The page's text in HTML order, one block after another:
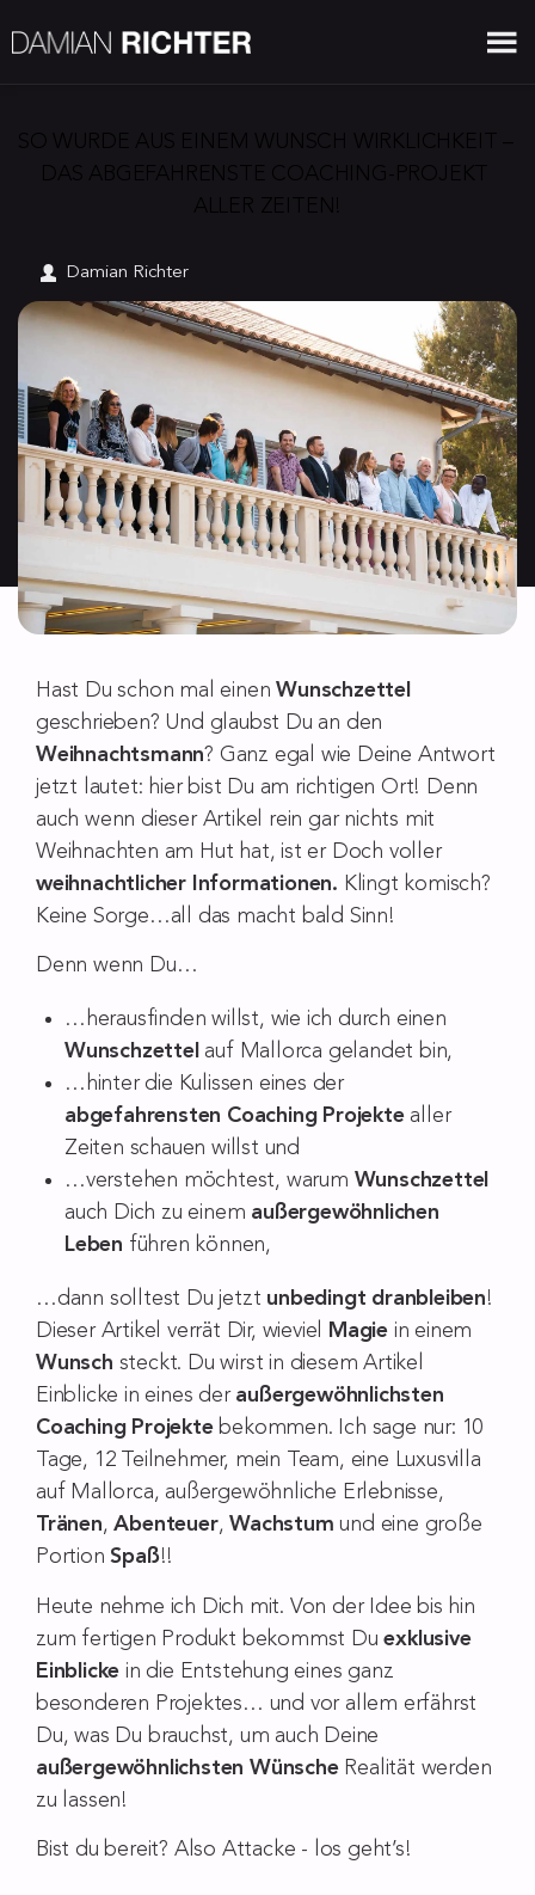
Damian Richter
Hast Du schon mal einenWunschzettel
geschrieben? Und glaubst Du an den
Weihnachtsmann? Ganz egal wie Deine Antwort
jetzt lautet: hier bist Du am richtigen Ort! Denn
auch wenn dieser Artikel rein gar nichts mit
Weihnachten am Hut hat, ist er Doch voller
weihnachtlicher Informationen. Klingt komisch?
Keine Sorge…all das macht bald Sinn!
Denn wenn Du…
…herausfinden willst, wie ich durch einen
Wunschzettel auf Mallorca gelandet bin,
…hinter die Kulissen eines der
abgefahrensten Coaching Projektealler
Zeiten schauen willst und
…verstehen möchtest, warum Wunschzettel
auch Dich zu einem außergewöhnlichen
Leben führen können,
…dann solltest Du jetzt unbedingt dranbleiben!
Dieser Artikel verrät Dir, wieviel
Magie in einem
Wunsch steckt. Du wirst in diesem Artikel
Einblicke in eines der außergewöhnlichsten
Coaching Projektebekommen. Ich sage nur: 10
Tage, 12 Teilnehmer, mein Team, eine Luxusvilla
auf Mallorca, außergewöhnliche Erlebnisse,
Tränen,Abenteuer,Wachstum und eine große
PortionSpaß!!
Heute nehme ich Dich mit. Von der Idee bis hin
zum fertigen Produkt bekommst Duexklusive
Einblicke in die Entstehung eines ganz
besonderen Projektes… und vor allem erfährst
Du, was Du brauchst, um auch Deine
außergewöhnlichsten WünscheRealität werden
zu lassen!
Bist du bereit? Also Attacke - los geht’s!